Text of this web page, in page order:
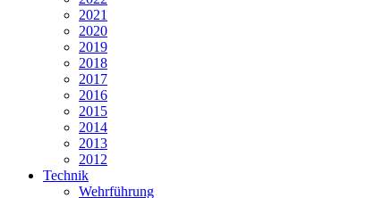
2021
2020
2019
2018
2017
2016
2015
2014
2013
2012
Technik
Wehrführung